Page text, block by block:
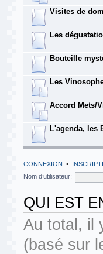
Visites de
Les
Bouteille
Les
Accord Mets/
L'agenda, les
CONNEXION •
Nom d’utilisateur:
QUI EST
Au total, il
(basé sur